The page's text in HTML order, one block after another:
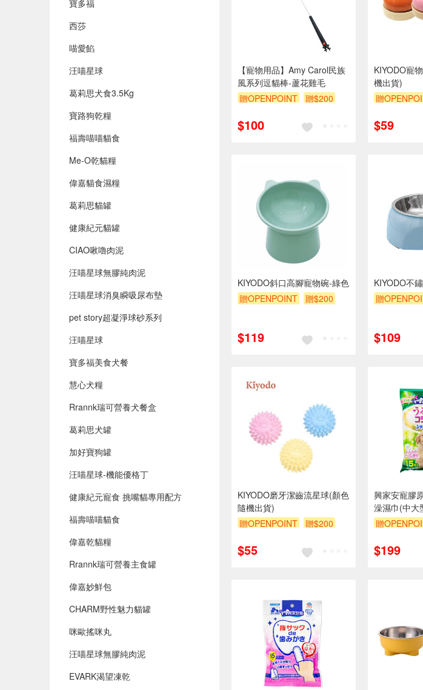
寶多福
西莎
喵愛餡
汪喵星球
葛莉思犬食3.5Kg
寶路狗乾糧
福壽喵喵貓食
Me-O乾貓糧
偉嘉貓食濕糧
葛莉思貓罐
健康紀元貓罐
CIAO啾嚕肉泥
汪喵星球無膠純肉泥
汪喵星球消臭瞬吸尿布墊
pet story超凝淨球砂系列
汪喵星球
寶多福美食犬餐
慧心犬糧
Rrannk瑞可營養犬餐盒
葛莉思犬罐
加好寶狗罐
汪喵星球-機能優格丁
健康紀元寵食 挑嘴貓專用配方
福壽喵喵貓食
偉嘉乾貓糧
Rrannk瑞可營養主食罐
偉嘉妙鮮包
CHARM野性魅力貓罐
咪歐搖咪丸
汪喵星球無膠純肉泥
EVARK渴望凍乾
【寵物用品】Amy Carol民族
風系列逗貓棒-蘆花雞毛
贈OPENPOINT
贈$200
$100
KIYODO寵
機出貨)
贈
$59
KIYODO斜口高腳寵物碗-綠色
贈OPENPOINT
贈$200
$119
KIYODO不
贈
$109
KIYODO磨牙潔齒流星球(顏色
隨機出貨)
贈OPENPOINT
贈$200
$55
興家安寵膠
澡濕巾(中大
贈
$199